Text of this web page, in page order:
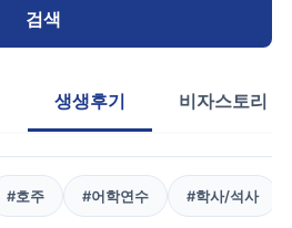
검색
생생후기 비자스토리
#호주 #어학연수 #학사/석사